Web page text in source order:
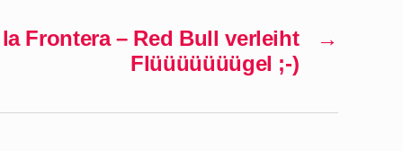
→
Frontera – Red Bull verleiht
Flüüüüüüügel ;-)